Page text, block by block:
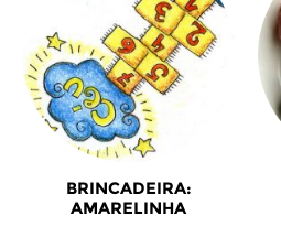
BRINCADEIRA:
AMARELINHA